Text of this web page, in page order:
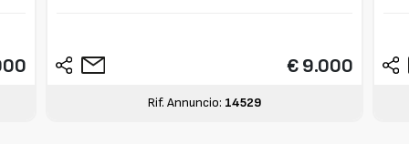
€ 9.000
Rif. Annuncio: 14529